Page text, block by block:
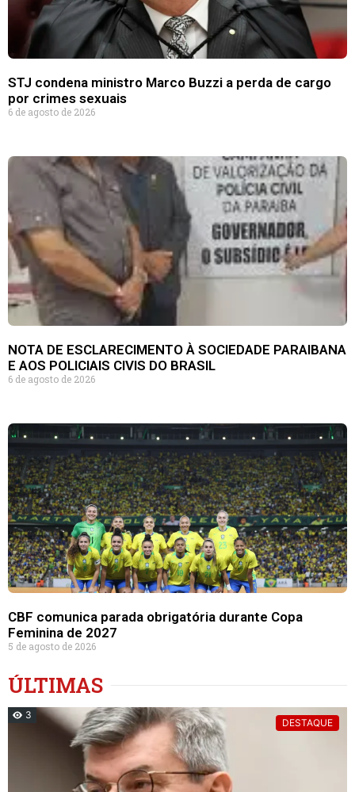
STJ condena ministro Marco Buzzi a perda de cargo
por crimes sexuais
6 de agosto de 2026
NOTA DE ESCLARECIMENTO À SOCIEDADE PARAIBANA
E AOS POLICIAIS CIVIS DO BRASIL
6 de agosto de 2026
CBF comunica parada obrigatória durante Copa
Feminina de 2027
5 de agosto de 2026
ÚLTIMAS
3
DESTAQUE